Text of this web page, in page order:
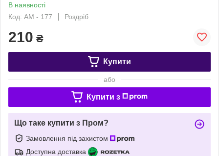
В наявності
Код: AM - 177
Роздріб
210 ₴
Купити
або
Купити з
Що таке купити з Пром?
Замовлення під захистом
Доступна доставка